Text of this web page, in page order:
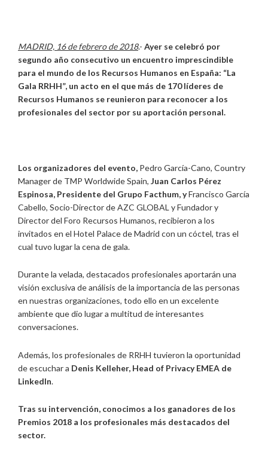
MADRID, 16 de febrero de 2018.- Ayer se celebró por
segundo año consecutivo un encuentro imprescindible
para el mundo de los Recursos Humanos en España: “La
Gala RRHH”, un acto en el que más de 170 líderes de
Recursos Humanos se reunieron para reconocer a los
profesionales del sector por su aportación personal.
Los organizadores del evento, Pedro García-Cano, Country
Manager de TMP Worldwide Spain, Juan Carlos Pérez
Espinosa, Presidente del Grupo Facthum, yFrancisco García
Cabello, Socio-Director de AZC GLOBAL y Fundador y
Director del Foro Recursos Humanos, recibieron a los
invitados en el Hotel Palace de Madrid con un cóctel, tras el
cual tuvo lugar la cena de gala.
Durante la velada, destacados profesionales aportarán una
visión exclusiva de análisis de la importancia de las personas
en nuestras organizaciones, todo ello en un excelente
ambiente que dio lugar a multitud de interesantes
conversaciones.
Además, los profesionales de RRHH tuvieron la oportunidad
de escuchar a Denis Kelleher, Head of Privacy EMEA de
LinkedIn.
Tras su intervención, conocimos a los ganadores de los
Premios 2018 a los profesionales más destacados del
sector.